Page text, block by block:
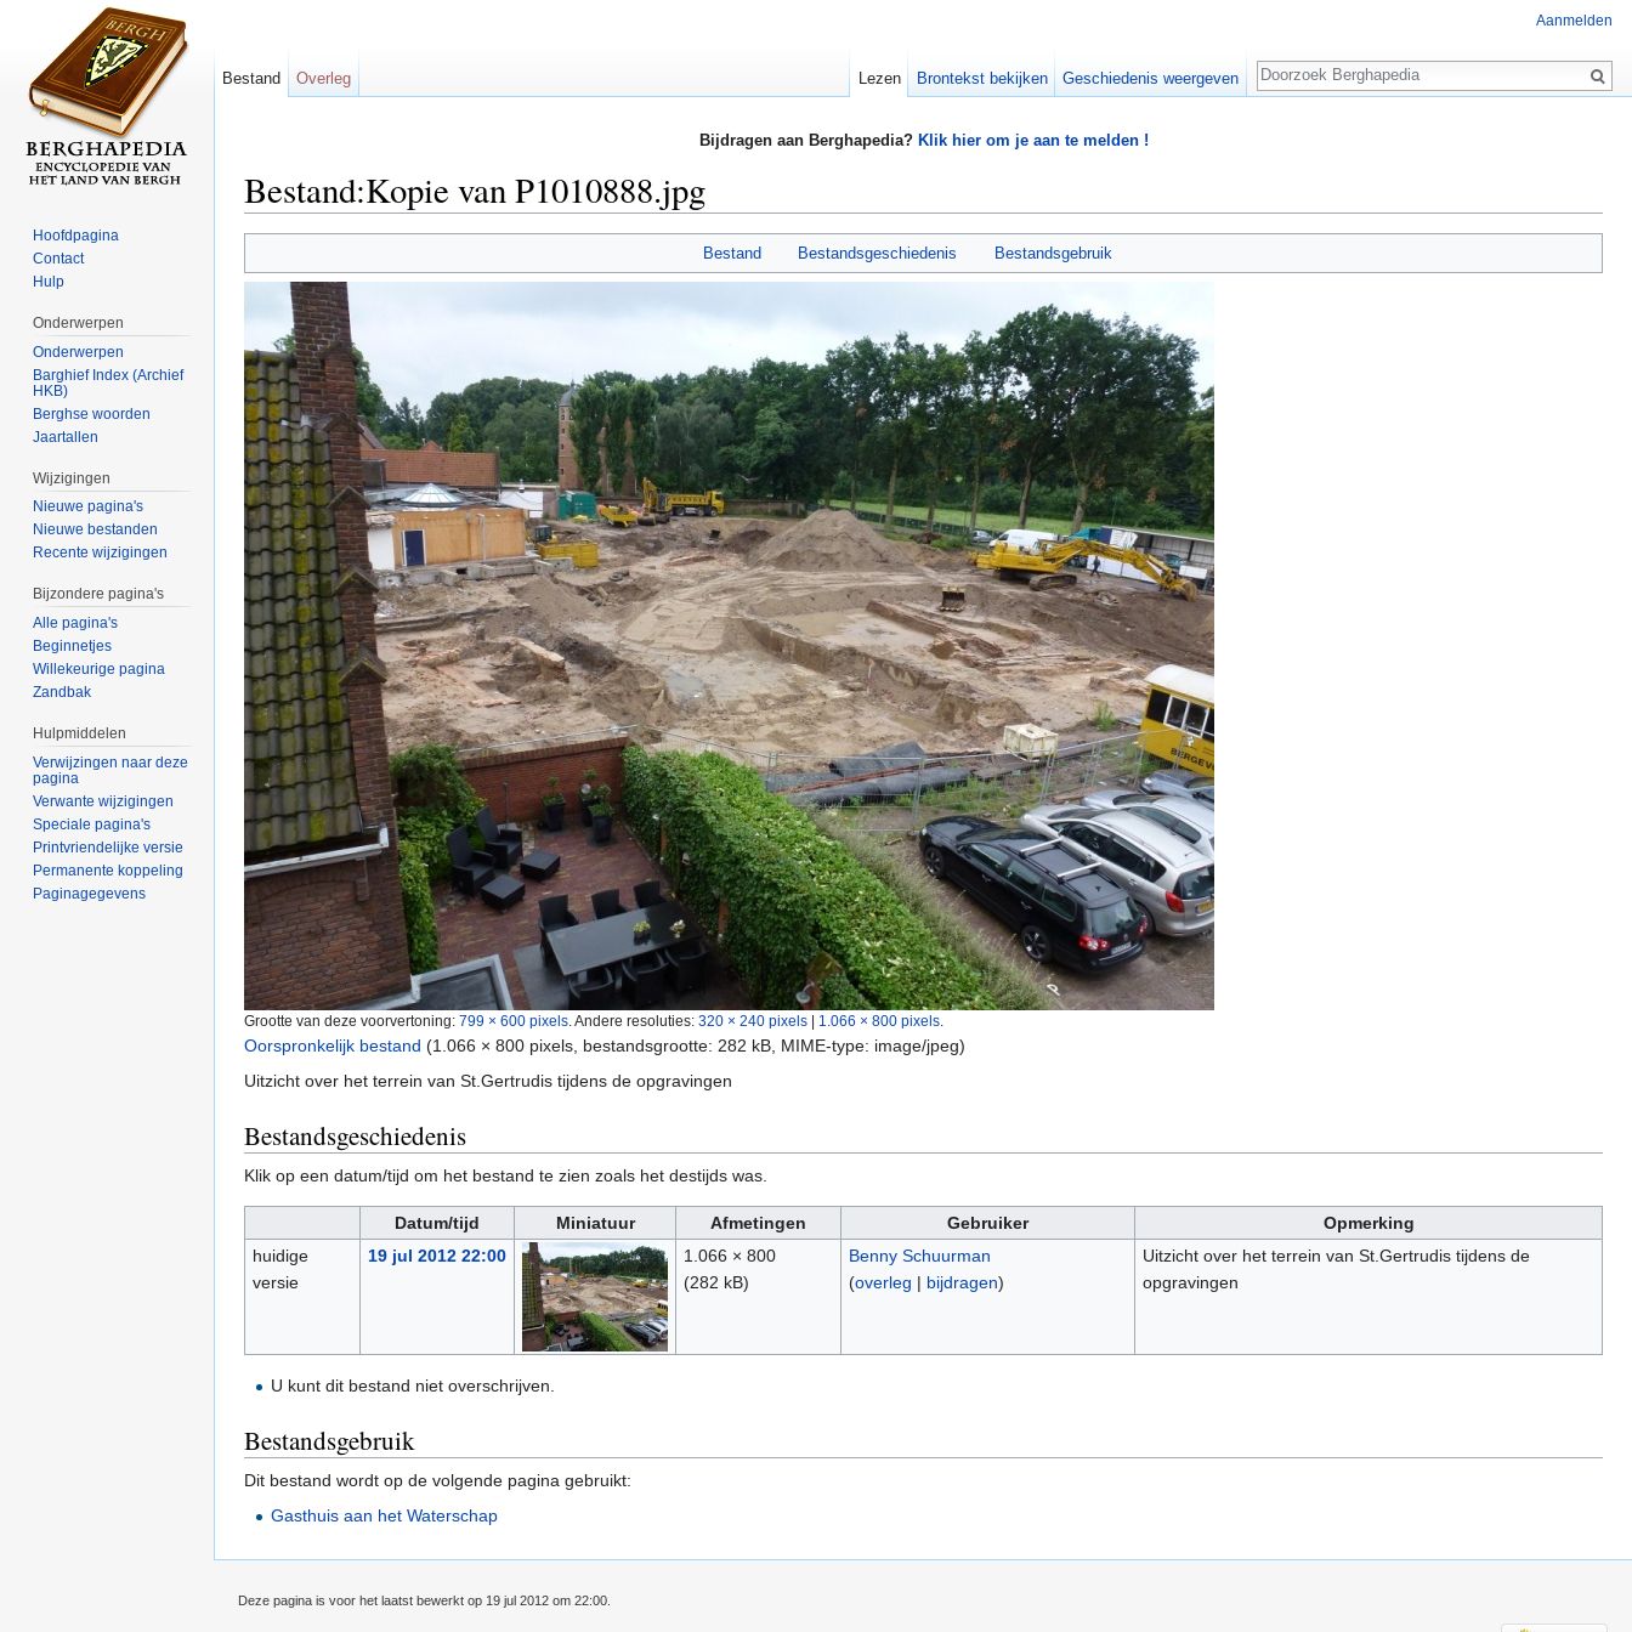
Bijdragen aan Berghapedia? Klik hier om je aan te melden !
Bestand:Kopie van P1010888.jpg
Bestand Bestandsgeschiedenis Bestandsgebruik
Grootte van deze voorvertoning: 799 × 600 pixels Andere resoluties: 320 × 240 pixels | 1.066 × 800 pixels
Oorspronkelijk bestand (1.066 × 800 pixels, bestandsgrootte: 282 kB, MIME-type: image/jpeg)
Uitzicht over het terrein van St.Gertrudis tijdens de opgravingen
Bestandsgeschiedenis
Klik op een datum/tijd om het bestand te zien zoals het destijds was.
Datum/tijd Miniatuur Afmetingen Gebruiker
Opmerking
huidige
versie
19 jul 2012 22:00
1.066 × 800
(282 kB)
Benny Schuurman
(overleg | bijdragen)
Uitzicht over het terrein van St.Gertrudis tijdens de
opgravingen
U kunt dit bestand niet overschrijven.
Bestandsgebruik
Dit bestand wordt op de volgende pagina gebruikt:
Gasthuis aan het Waterschap
Aanmelden
Bestand Overleg Lezen Brontekst bekijken Geschiedenis weergeven
Zoeken
Hoofdpagina
Contact
Hulp
Onderwerpen
Onderwerpen
Barghief Index (Archief
HKB)
Berghse woorden
Jaartallen
Wijzigingen
Nieuwe pagina's
Nieuwe bestanden
Recente wijzigingen
Bijzondere pagina's
Alle pagina's
Beginnetjes
Willekeurige pagina
Zandbak
Hulpmiddelen
Verwijzingen naar deze
pagina
Verwante wijzigingen
Speciale pagina's
Printvriendelijke versie
Permanente koppeling
Paginagegevens
Deze pagina is voor het laatst bewerkt op 19 jul 2012 om 22:00.